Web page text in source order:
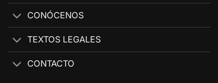
CONÓCENOS
TEXTOS LEGALES
CONTACTO